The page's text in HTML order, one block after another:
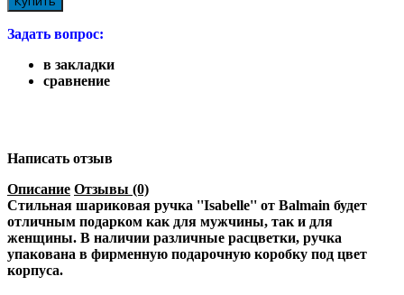
Задать вопрос:
в закладки
сравнение
Написать отзыв
Описание Отзывы (0)
Стильная шариковая ручка ''Isabelle'' от Balmain будет
отличным подарком как для мужчины, так и для
женщины. В наличии различные расцветки, ручка
упакована в фирменную подарочную коробку под цвет
корпуса.